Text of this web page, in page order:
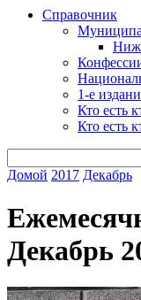
Справочник
1-е
Кто есть
Кто есть
Домой 2017 Декабрь
Декабрь